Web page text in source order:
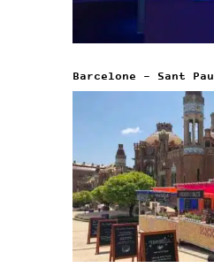
Barcelone – Sant Pau